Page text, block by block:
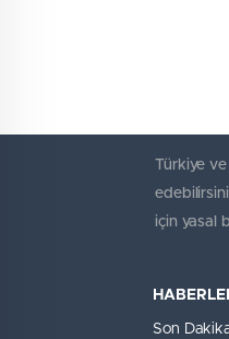
Türkiye
için yasal
Son